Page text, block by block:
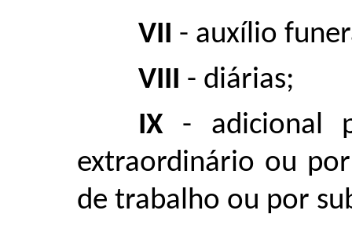
VII - auxílio
VIII - diárias;
IX- adicional
extraordinário ou
de trabalho ou por